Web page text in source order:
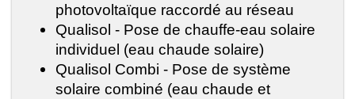
photovoltaïque raccordé au réseau
Qualisol - Pose de chauffe-eau solaire
individuel (eau chaude solaire)
Qualisol Combi - Pose de système
solaire combiné (eau chaude et